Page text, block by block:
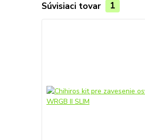
Súvisiaci tovar 1